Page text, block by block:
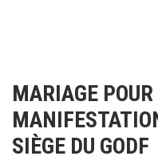
MARIAGE
SIÈGE DU GODF